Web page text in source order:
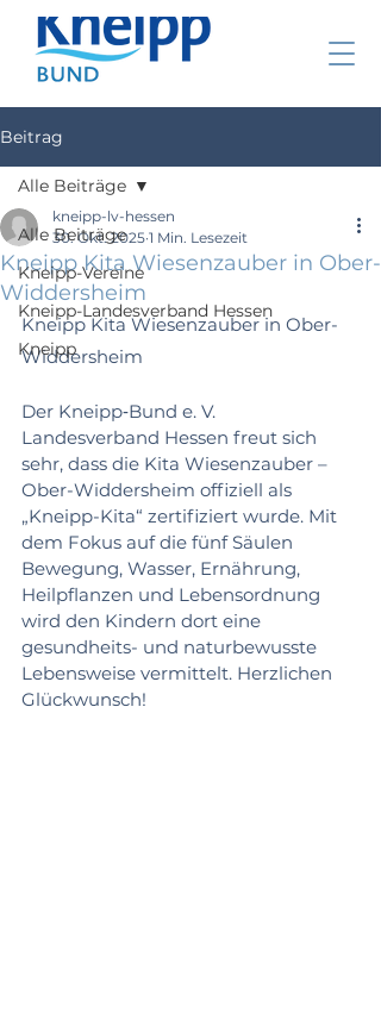
Beitrag
Alle Beiträge
Kneipp-Vereine
Kneipp-Landesverband Hessen
Kneipp
Alle Beiträge
Kneipp Kita Wiesenzauber in Ober-
Widdersheim
kneipp-lv-hessen
30. Okt. 2025 1 Min. Lesezeit
Kneipp Kita Wiesenzauber in Ober-
Widdersheim
Der Kneipp‑Bund e. V.
Landesverband Hessen freut sich
sehr, dass die Kita Wiesenzauber –
Ober-Widdersheim offiziell als
„Kneipp-Kita“ zertifiziert wurde. Mit
dem Fokus auf die fünf Säulen
Bewegung, Wasser, Ernährung,
Heilpflanzen und Lebensordnung
wird den Kindern dort eine
gesundheits- und naturbewusste
Lebensweise vermittelt. Herzlichen
Glückwunsch!